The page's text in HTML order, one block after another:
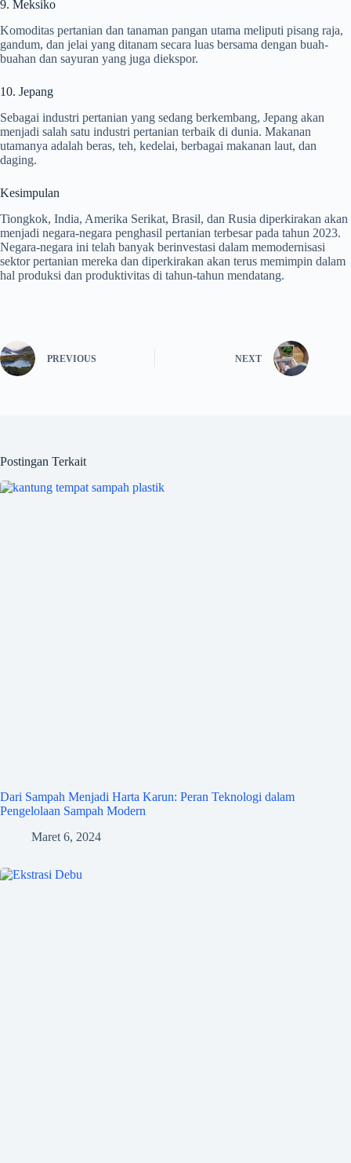
9. Meksiko
Komoditas pertanian dan tanaman pangan utama meliputi pisang raja,
gandum, dan jelai yang ditanam secara luas bersama dengan buah-
buahan dan sayuran yang juga diekspor.
10. Jepang
Sebagai industri pertanian yang sedang berkembang, Jepang akan
menjadi salah satu industri pertanian terbaik di dunia. Makanan
utamanya adalah beras, teh, kedelai, berbagai makanan laut, dan
daging.
Kesimpulan
Tiongkok, India, Amerika Serikat, Brasil, dan Rusia diperkirakan akan
menjadi negara-negara penghasil pertanian terbesar pada tahun 2023.
Negara-negara ini telah banyak berinvestasi dalam memodernisasi
sektor pertanian mereka dan diperkirakan akan terus memimpin dalam
hal produksi dan produktivitas di tahun-tahun mendatang.
PREVIOUS NEXT
Postingan Terkait
Dari Sampah Menjadi Harta Karun: Peran Teknologi dalam
Pengelolaan Sampah Modern
Maret 6, 2024